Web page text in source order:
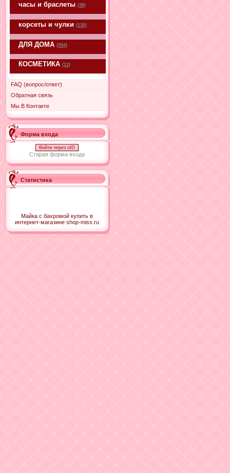
часы и браслеты (38)
корсеты и чулки (130)
ДЛЯ ДОМА (394)
КОСМЕТИКА (12)
FAQ (вопрос/ответ)
Обратная связь
Мы В Контакте
Форма входа
Войти через uID
Старая форма входа
Статистика
Майка с бахромой купить в
интернет-магазине shop-miss.ru